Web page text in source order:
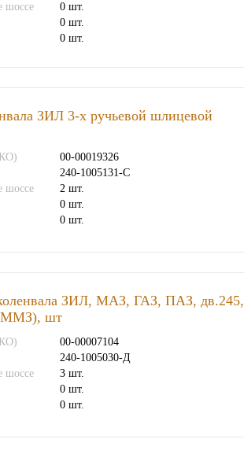
шоссе
0 шт.
0 шт.
0 шт.
ЗИЛ 3-х ручьевой шлицевой
00-00019326
240-1005131-С
шоссе
2 шт.
0 шт.
0 шт.
ЗИЛ, МАЗ, ГАЗ, ПАЗ, дв.245,
(ММЗ), шт
00-00007104
240-1005030-Д
шоссе
3 шт.
0 шт.
0 шт.